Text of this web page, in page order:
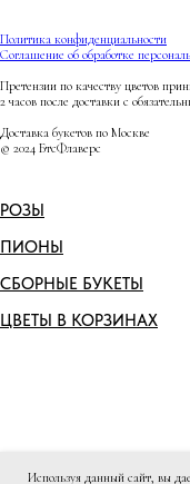
Политика конфиденциальности
Соглашение об обработке
Претензии по качеству цветов
2 часов после доставки с
Доставка букетов по Москве
© 2024 БтсФлаверс
РОЗЫ
ПИОНЫ
СБОРНЫЕ БУКЕТЫ
ЦВЕТЫ В КОРЗИНАХ
Используя данный сайт, вы